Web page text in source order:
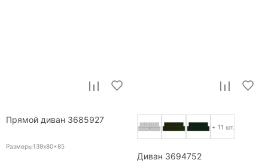
Прямой диван 3685927
Размеры139x80x85
+ 11 шт.
Диван 3694752